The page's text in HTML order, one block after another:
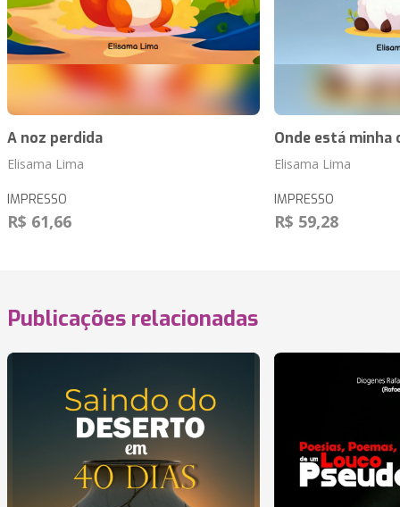
A noz perdida
Elisama Lima
IMPRESSO
R$ 61,66
Onde está minha
Elisama Lima
IMPRESSO
R$ 59,28
Publicações relacionadas